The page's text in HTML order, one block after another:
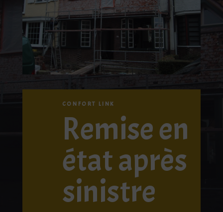
CONFORT LINK
Remise en
état après
sinistre